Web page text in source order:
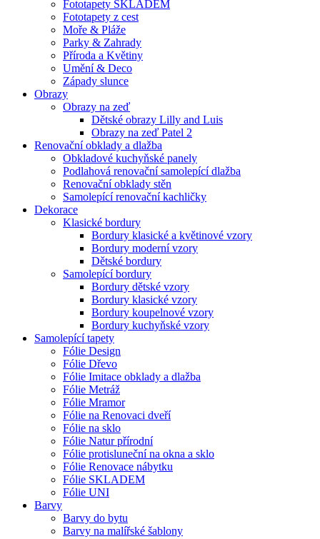
Fototapety SKLADEM
Fototapety z cest
Moře & Pláže
Parky & Zahrady
Příroda a Květiny
Umění & Deco
Západy slunce
Obrazy
Obrazy na zeď
Dětské obrazy Lilly and Luis
Obrazy na zeď Patel 2
Renovační obklady a dlažba
Obkladové kuchyňské panely
Podlahová renovační samolepící dlažba
Renovační obklady stěn
Samolepící renovační kachličky
Dekorace
Klasické bordury
Bordury klasické a květinové vzory
Bordury moderní vzory
Dětské bordury
Samolepící bordury
Bordury dětské vzory
Bordury klasické vzory
Bordury koupelnové vzory
Bordury kuchyňské vzory
Samolepící tapety
Fólie Design
Fólie Dřevo
Fólie Imitace obklady a dlažba
Fólie Metráž
Fólie Mramor
Fólie na Renovaci dveří
Fólie na sklo
Fólie Natur přírodní
Fólie protisluneční na okna a sklo
Fólie Renovace nábytku
Fólie SKLADEM
Fólie UNI
Barvy
Barvy do bytu
Barvy na malířské šablony